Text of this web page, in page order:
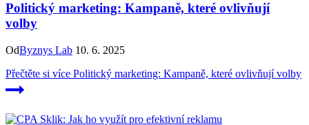
Politický marketing: Kampaně, které ovlivňují
volby
OdByznys Lab 10. 6. 2025
Přečtěte si více Politický marketing: Kampaně, které ovlivňují volby